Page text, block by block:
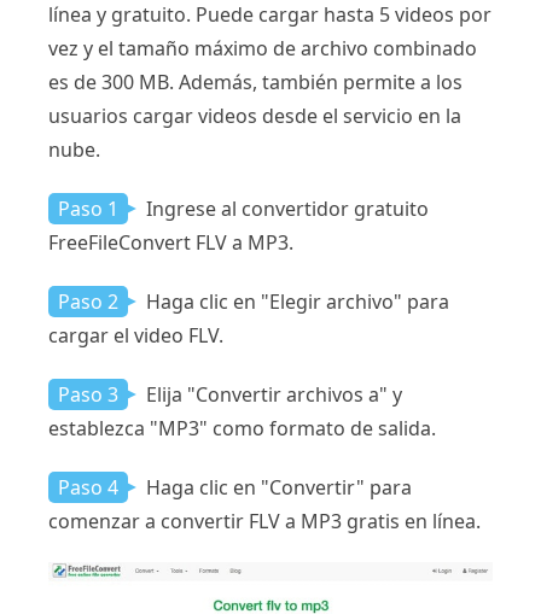
línea y gratuito. Puede cargar hasta 5 videos por
vez y el tamaño máximo de archivo combinado
es de 300 MB. Además, también permite a los
usuarios cargar videos desde el servicio en la
nube.
Paso 1
Ingrese al convertidor gratuito
FreeFileConvert FLV a MP3.
Paso 2
Haga clic en "Elegir archivo" para
cargar el video FLV.
Paso 3
Elija "Convertir archivos a" y
establezca "MP3" como formato de salida.
Paso 4
Haga clic en "Convertir" para
comenzar a convertir FLV a MP3 gratis en línea.